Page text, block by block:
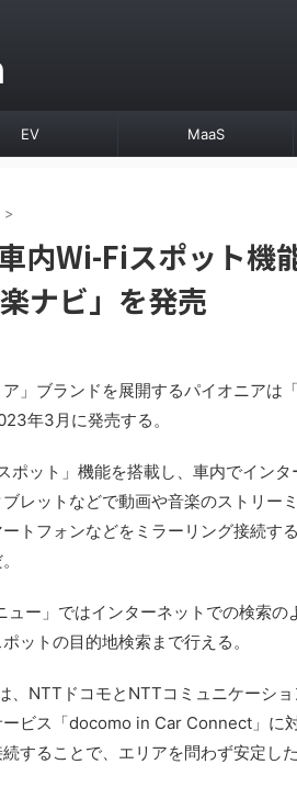
EV MaaS
>
内Wi-Fiスポット機
ナビ」を発売
」ブランドを展開するパイオニアは
年3月に発売する。
ポット」機能を搭載し、車内でイン
レットなどで動画や音楽のストリー
トフォンなどをミラーリング接続す
ュー」ではインターネットでの検索の
ットの目的地検索まで行える。
、NTTドコモとNTTコミュニケーシ
ビス「docomo in Car Connect」に
することで、エリアを問わず安定し